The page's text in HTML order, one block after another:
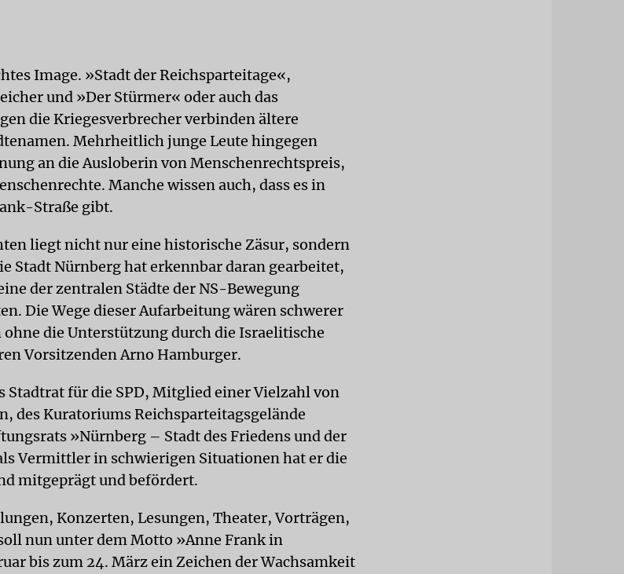
Image. »Stadt der Reichsparteitage«,
und »Der Stürmer« oder auch das
die Kriegesverbrecher verbinden ältere
Mehrheitlich junge Leute hingegen
an die Ausloberin von Menschenrechtspreis,
Manche wissen auch, dass es in
Straße gibt.
liegt nicht nur eine historische Zäsur, sondern
Stadt Nürnberg hat erkennbar daran gearbeitet,
der zentralen Städte der NS-Bewegung
Die Wege dieser Aufarbeitung wären schwerer
ohne die Unterstützung durch die Israelitische
Vorsitzenden Arno Hamburger.
Stadtrat für die SPD, Mitglied einer Vielzahl von
des Kuratoriums Reichsparteitagsgelände
»Nürnberg – Stadt des Friedens und der
Vermittler in schwierigen Situationen hat er die
mitgeprägt und befördert.
Konzerten, Lesungen, Theater, Vorträgen,
nun unter dem Motto »Anne Frank in
bis zum 24. März ein Zeichen der Wachsamkeit